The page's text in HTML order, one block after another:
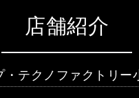
店舗紹介
テクノファクトリー